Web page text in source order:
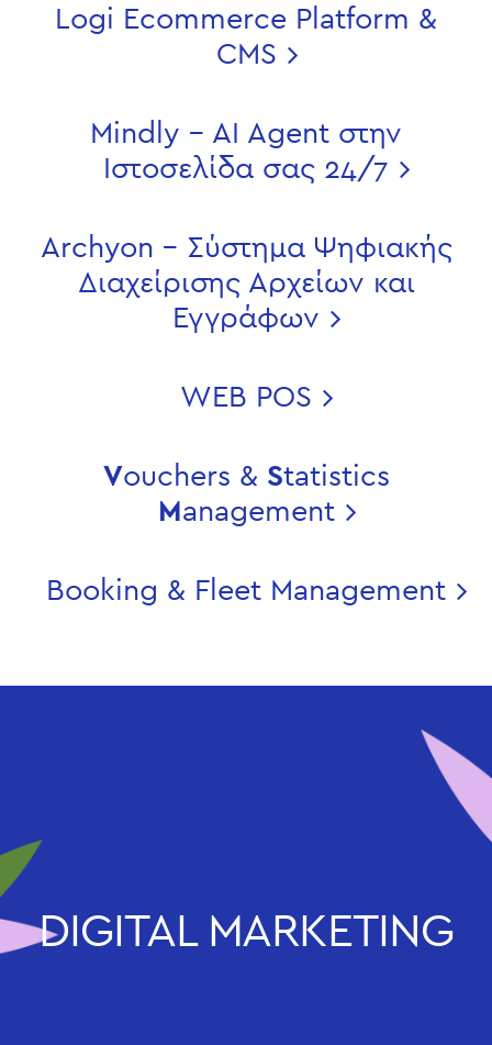
Logi Ecommerce Platform &
CMS
Mindly - AI Agent στην
Ιστοσελίδα σας 24/7
Archyon - Σύστημα Ψηφιακής
Διαχείρισης Αρχείων και
Εγγράφων
WEB POS
Vouchers & Statistics
Management
Booking & Fleet Management
DIGITAL MARKETING